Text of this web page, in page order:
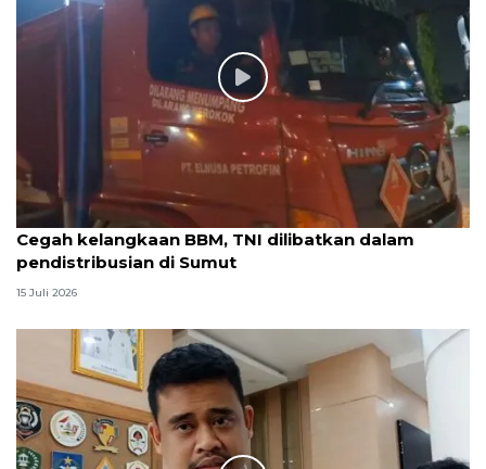
Cegah kelangkaan BBM, TNI dilibatkan dalam
pendistribusian di Sumut
15 Juli 2026